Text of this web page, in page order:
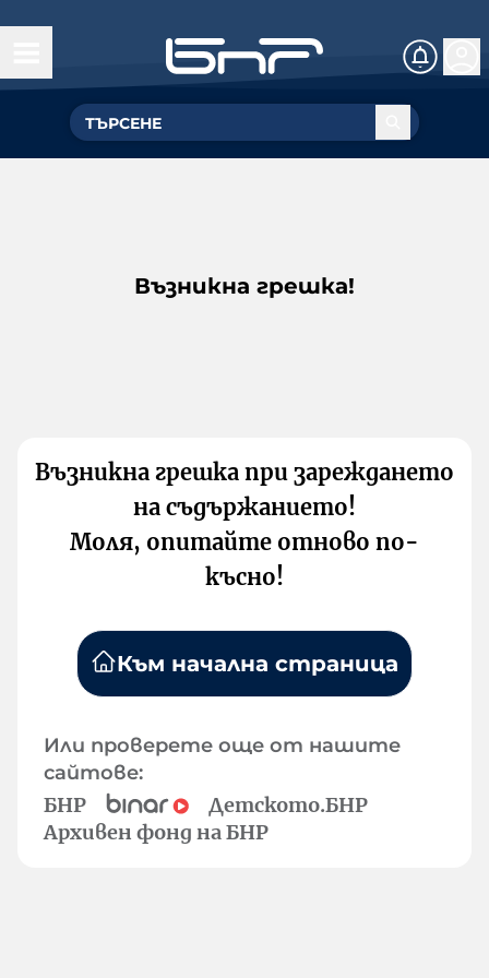
Възникна грешка!
Възникна грешка при зареждането
на съдържанието!
Моля, опитайте отново по-
късно!
Към начална страница
Или проверете още от нашите
сайтове:
БНР
Детското.БНР
Архивен фонд на БНР